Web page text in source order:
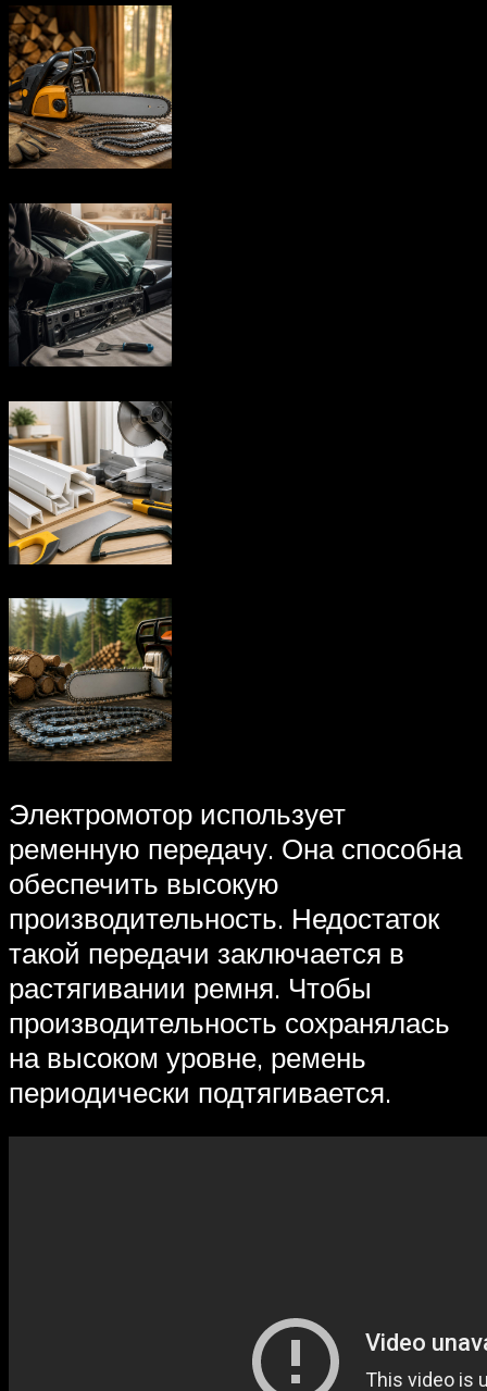
Электромотор использует
ременную передачу. Она способна
обеспечить высокую
производительность. Недостаток
такой передачи заключается в
растягивании ремня. Чтобы
производительность сохранялась
на высоком уровне, ремень
периодически подтягивается.